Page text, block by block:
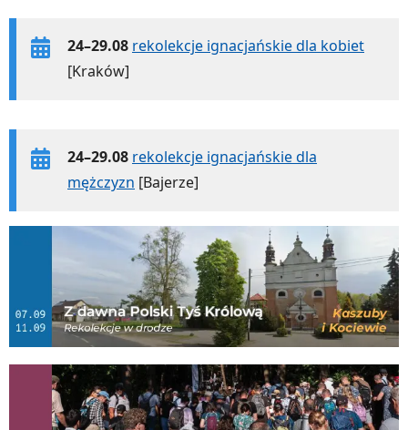
24–29.08 rekolekcje ignacjańskie dla kobiet
[Kraków]
24–29.08 rekolekcje ignacjańskie dla
mężczyzn [Bajerze]